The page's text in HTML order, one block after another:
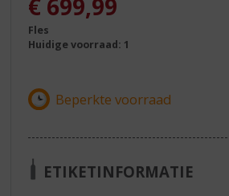
€ 699,99
Fles
Huidige voorraad: 1
ETIKETINFORMATIE